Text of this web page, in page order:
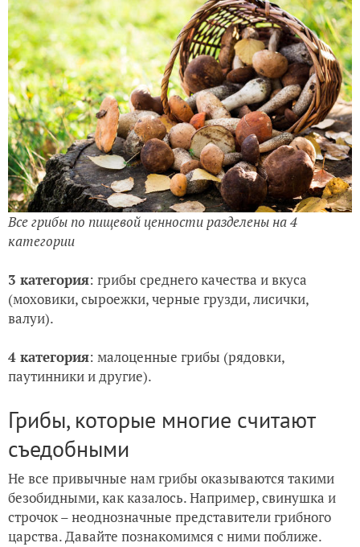
Все грибы по пищевой ценности разделены на 4
категории
3 категория: грибы среднего качества и вкуса
(моховики, сыроежки, черные грузди, лисички,
валуи).
4 категория: малоценные грибы (рядовки,
паутинники и другие).
Грибы, которые многие считают
съедобными
Не все привычные нам грибы оказываются такими
безобидными, как казалось. Например, свинушка и
строчок – неоднозначные представители грибного
царства. Давайте познакомимся с ними поближе.